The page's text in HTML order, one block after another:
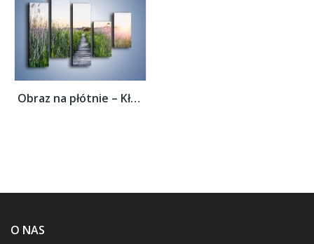
Obraz na płótnie – Kładka wśród mokradeł –...
O NAS